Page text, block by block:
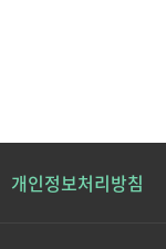
개인정보처리방침